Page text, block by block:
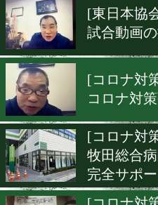
ラウン
東日
本決勝
本石
ヤモン